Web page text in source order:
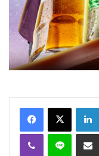
FacebookX
Viber Ligne